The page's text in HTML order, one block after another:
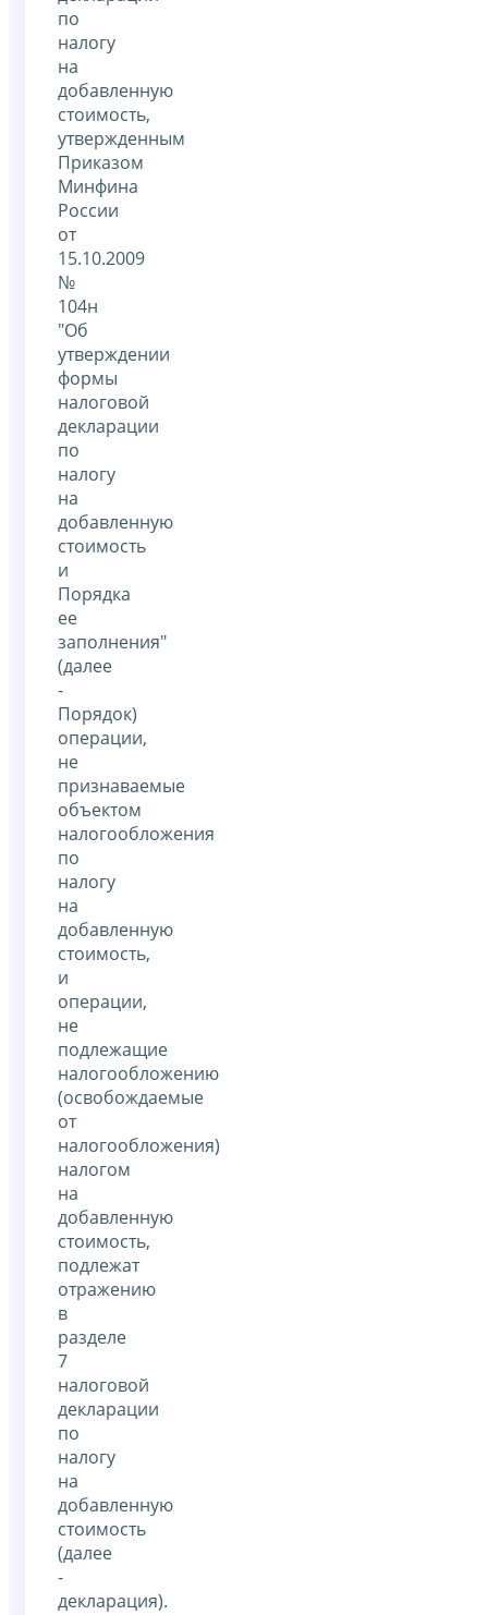
по
налогу
на
добавленную
стоимость,
утвержденным
Приказом
Минфина
России
от
15.10.2009
№
104н
"Об
утверждении
формы
налоговой
декларации
по
налогу
на
добавленную
стоимость
и
Порядка
ее
заполнения"
(далее
-
Порядок)
операции,
не
признаваемые
объектом
налогообложения
по
налогу
на
добавленную
стоимость,
и
операции,
не
подлежащие
налогообложению
(освобождаемые
от
налогообложения)
налогом
на
добавленную
стоимость,
подлежат
отражению
в
разделе
7
налоговой
декларации
по
налогу
на
добавленную
стоимость
(далее
-
декларация).